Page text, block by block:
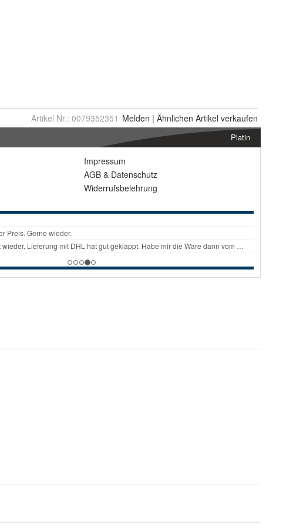
Artikel Nr.: 0079352351 Melden | Ähnlichen Artikel verkaufen
Platin
Impressum
AGB & Datenschutz
Widerrufsbelehrung